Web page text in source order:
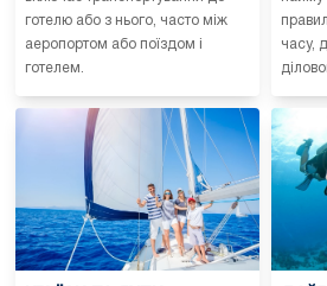
готелю або з нього, часто між
аеропортом або поїздом і
готелем.
часу,